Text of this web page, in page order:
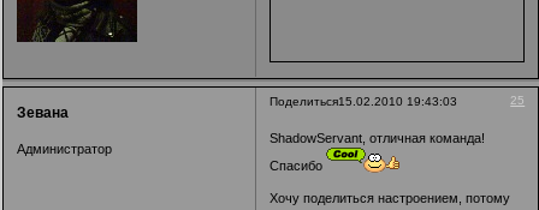
Поделиться 25
15.02.2010 19:43:03
Зевана
Администратор
ShadowServant, отличная команда!
Спасибо
Хочу поделиться настроением, потому